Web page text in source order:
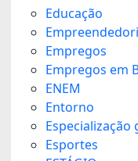
Educação
Empregos
Empregos em
ENEM
Entorno
Especialização
Esportes